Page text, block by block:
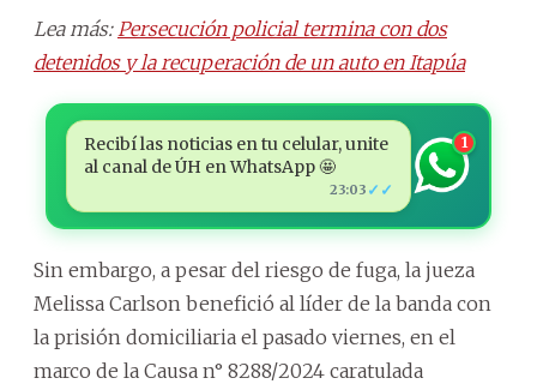
Lea más: Persecución policial termina con dos
detenidos y la recuperación de un auto en Itapúa
Recibí las noticias en tu celular, unite
al canal de ÚH en WhatsApp 🤩
23:03 ✓✓
1
Sin embargo, a pesar del riesgo de fuga, la jueza
Melissa Carlson benefició al líder de la banda con
la prisión domiciliaria el pasado viernes, en el
marco de la Causa n° 8288/2024 caratulada